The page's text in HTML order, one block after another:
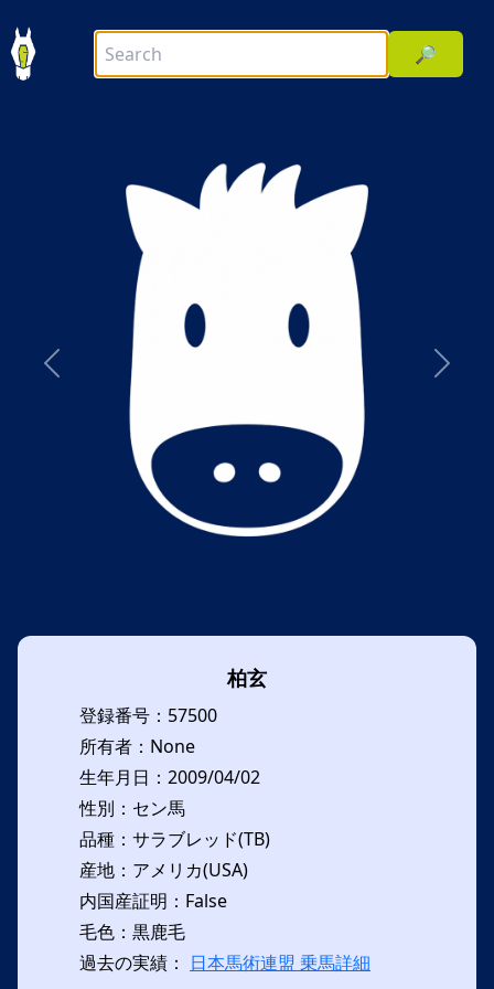
🔎
前へ 次へ
柏玄
登録番号：57500
所有者：None
生年月日：2009/04/02
性別：セン馬
品種：サラブレッド(TB)
産地：アメリカ(USA)
内国産証明：False
毛色：黒鹿毛
過去の実績： 日本馬術連盟 乗馬詳細